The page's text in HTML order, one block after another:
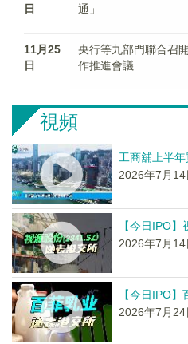
日
通」
11月25
日
央行等九部門聯合召
作推進會議
視頻
工商舖上半
2026年7月
【今日IPO
2026年7月
【今日IPO
2026年7月